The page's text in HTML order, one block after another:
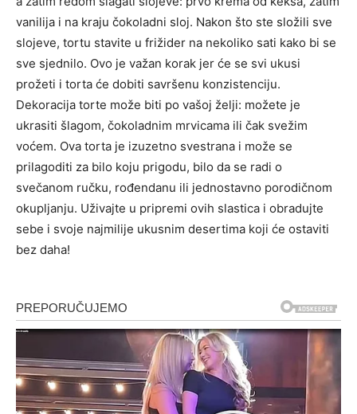
vanilija i na kraju čokoladni sloj. Nakon što ste složili sve
slojeve, tortu stavite u frižider na nekoliko sati kako bi se
sve sjednilo. Ovo je važan korak jer će se svi ukusi
prožeti i torta će dobiti savršenu konzistenciju.
Dekoracija torte može biti po vašoj želji: možete je
ukrasiti šlagom, čokoladnim mrvicama ili čak svežim
voćem. Ova torta je izuzetno svestrana i može se
prilagoditi za bilo koju prigodu, bilo da se radi o
svečanom ručku, rođendanu ili jednostavno porodičnom
okupljanju. Uživajte u pripremi ovih slastica i obradujte
sebe i svoje najmilije ukusnim desertima koji će ostaviti
bez daha!